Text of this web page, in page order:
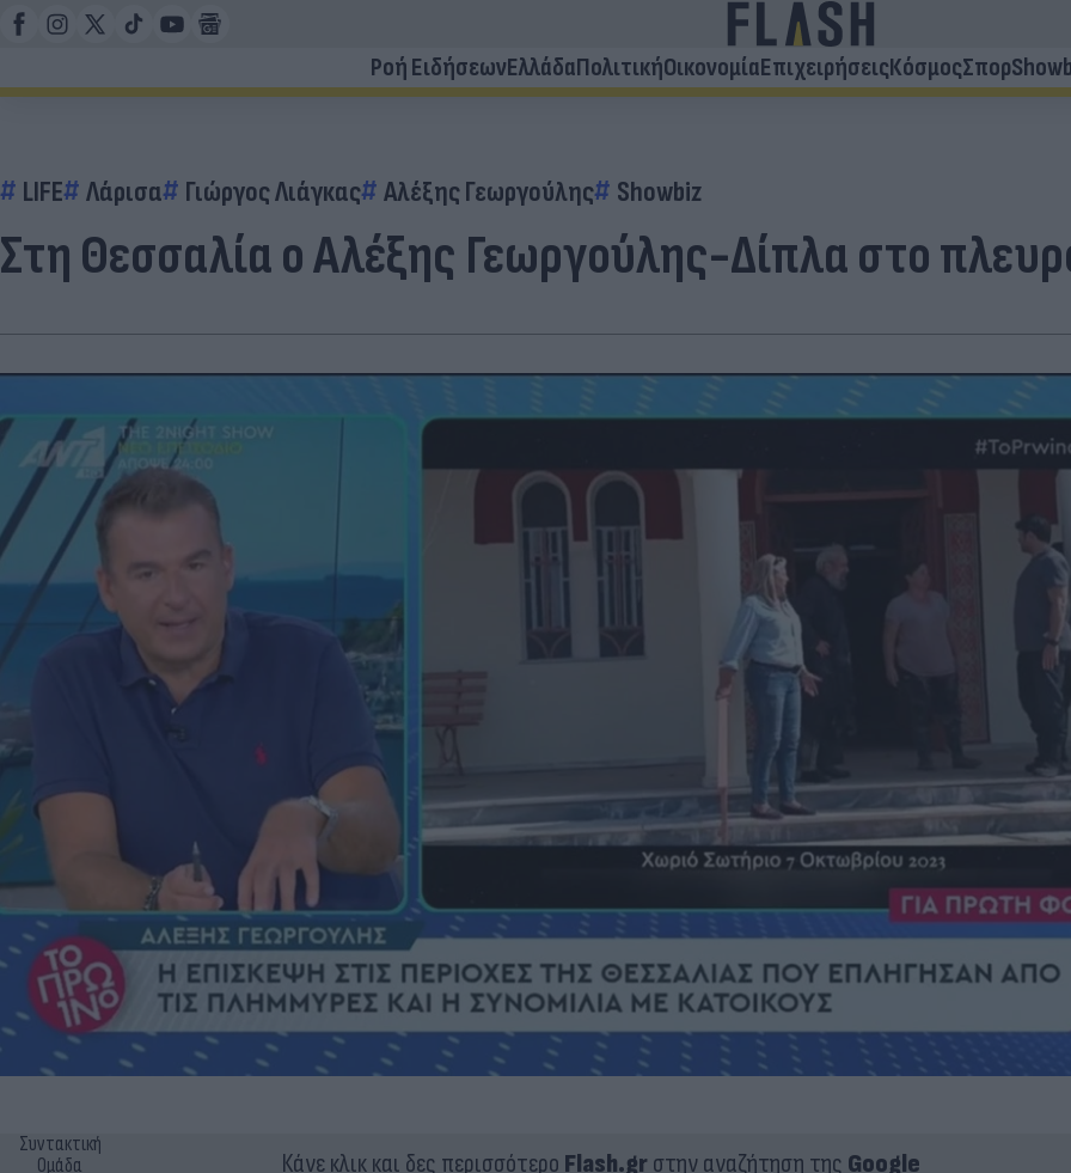
Ροή ΕιδήσεωνΕλλάδαΠολιτικήΟικονομίαΕπιχειρήσειςΚόσμοςΣπορ
LIFE Λάρισα Γιώργος Λιάγκας Αλέξης Γεωργούλης Showbiz
Στη Θεσσαλία ο Αλέξης Γεωργούλης-Δίπλα στο
Συντακτική
Ομάδα
Κάνε κλικ και δες περισσότερο Flash.grστην αναζήτηση της Google